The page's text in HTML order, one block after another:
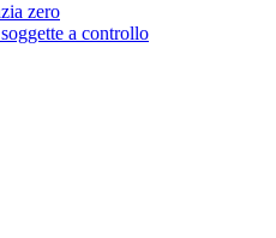
zero
a controllo